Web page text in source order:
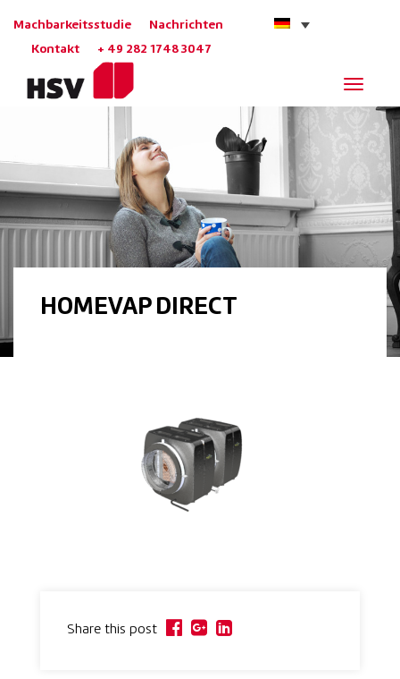
Machbarkeitsstudie Nachrichten
Kontakt + 49 282 1748 3047
HOMEVAP DIRECT
Share this post